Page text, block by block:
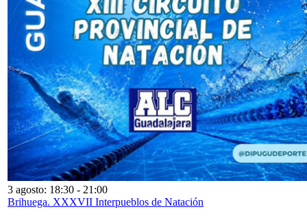
3 agosto: 18:30 - 21:00
Brihuega. XXXVII Interpueblos de Natación